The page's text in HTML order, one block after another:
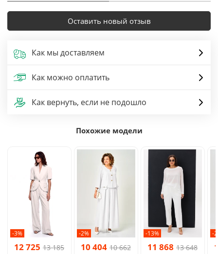
Оставить новый отзыв
Как мы доставляем
Как можно оплатить
Как вернуть, если не подошло
Похожие модели
-3%
12 725 13 185
-2%
10 404 10 662
-13%
11 868 13 648
-